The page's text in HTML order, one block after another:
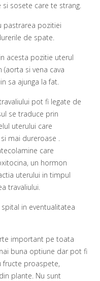
sosete care te strang.
pastrarea pozitiei
de spate.
acesta pozitie uterul
si vena cava
sa ajunga la fat.
pot fi legate de
se traduce prin
uterului care
mai dureroase .
care
un hormon
uterului in timpul
travaliului.
in eventualitatea
important pe toata
buna optiune dar pot fi
fructe proaspete,
plante. Nu sunt